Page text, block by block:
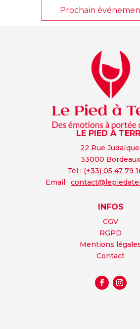
Prochain
LE PIED À
22 Rue Judaïque,
33000 Bordeaux
Tél : (+33) 05 47 79
Email :
INFOS
CGV
RGPD
Mentions
Contact